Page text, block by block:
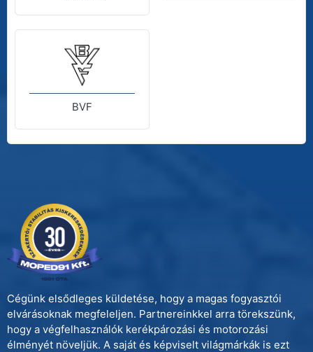
BVF
Cégünk elsődleges küldetése, hogy a magas fogyasztói
elvárásoknak megfeleljen. Partnereinkkel arra törekszünk,
hogy a végfelhasználók kerékpározási és motorozási
élményét növeljük. A saját és képviselt világmárkák is ezt